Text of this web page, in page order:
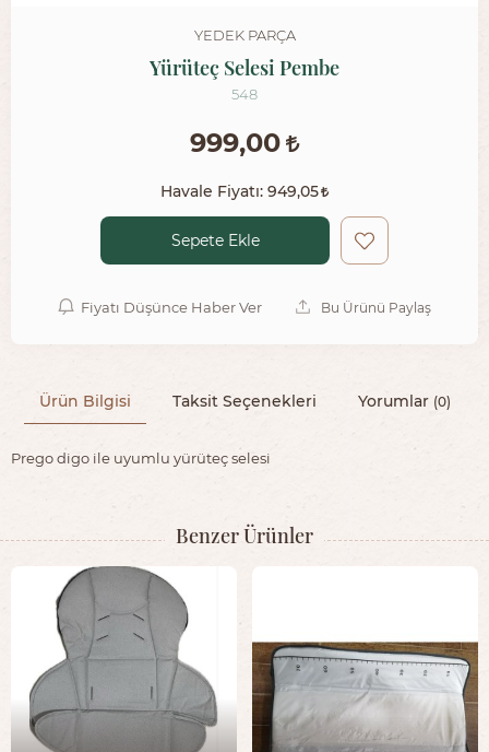
YEDEK PARÇA
Yürüteç Selesi Pembe
548
999,00
Havale Fiyatı: 949,05
Sepete Ekle
Fiyatı Düşünce Haber Ver Bu Ürünü Paylaş
Ürün Bilgisi Taksit Seçenekleri Yorumlar (0)
Prego digo ile uyumlu yürüteç selesi
Benzer Ürünler